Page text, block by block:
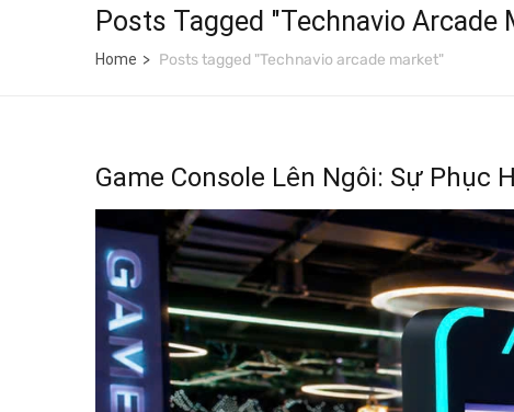
Posts Tagged "Technavio Arcade
Home Posts tagged "Technavio arcade market"
Game Console Lên Ngôi: Sự Phục